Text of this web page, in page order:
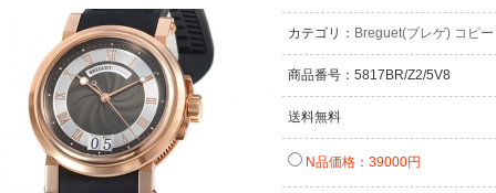
カテゴリ： Breguet(ブレゲ) コピー
商品番号：5817BR/Z2/5V8
送料無料
N品価格：39000円